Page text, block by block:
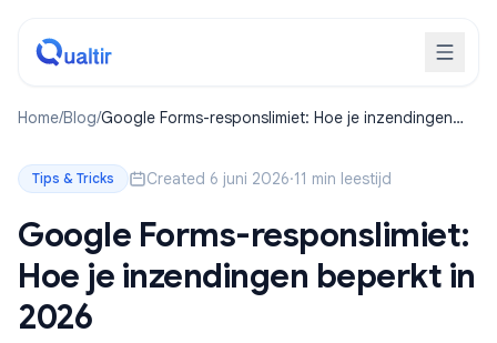
Home/Blog/Google Forms-responslimiet: Hoe je inzendingen
Tips & Tricks Created 6 juni 2026·11 min leestijd
Google Forms-responslimiet:
Hoe je inzendingen beperkt in
2026